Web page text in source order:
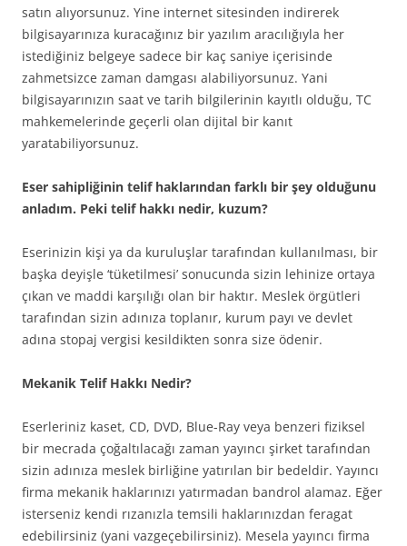
satın alıyorsunuz. Yine internet sitesinden indirerek
bilgisayarınıza kuracağınız bir yazılım aracılığıyla her
istediğiniz belgeye sadece bir kaç saniye içerisinde
zahmetsizce zaman damgası alabiliyorsunuz. Yani
bilgisayarınızın saat ve tarih bilgilerinin kayıtlı olduğu, TC
mahkemelerinde geçerli olan dijital bir kanıt
yaratabiliyorsunuz.
Eser sahipliğinin telif haklarından farklı bir şey olduğunu
anladım. Peki telif hakkı nedir, kuzum?
Eserinizin kişi ya da kuruluşlar tarafından kullanılması, bir
başka deyişle ‘tüketilmesi’ sonucunda sizin lehinize ortaya
çıkan ve maddi karşılığı olan bir haktır. Meslek örgütleri
tarafından sizin adınıza toplanır, kurum payı ve devlet
adına stopaj vergisi kesildikten sonra size ödenir.
Mekanik Telif Hakkı Nedir?
Eserleriniz kaset, CD, DVD, Blue-Ray veya benzeri fiziksel
bir mecrada çoğaltılacağı zaman yayıncı şirket tarafından
sizin adınıza meslek birliğine yatırılan bir bedeldir. Yayıncı
firma mekanik haklarınızı yatırmadan bandrol alamaz. Eğer
isterseniz kendi rızanızla temsili haklarınızdan feragat
edebilirsiniz (yani vazgeçebilirsiniz). Mesela yayıncı firma